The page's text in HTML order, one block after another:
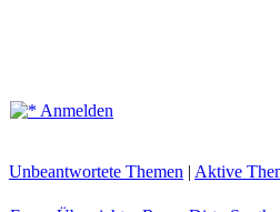
Anmelden
Unbeantwortete Themen | Aktive